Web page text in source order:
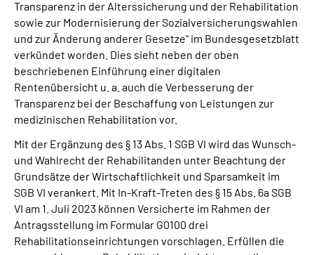
Transparenz in der Alterssicherung und der Rehabilitation
sowie zur Modernisierung der Sozialversicherungswahlen
und zur Änderung anderer Gesetze" im Bundesgesetzblatt
verkündet worden. Dies sieht neben der oben
beschriebenen Einführung einer digitalen
Rentenübersicht u. a. auch die Verbesserung der
Transparenz bei der Beschaffung von Leistungen zur
medizinischen Rehabilitation vor.
Mit der Ergänzung des § 13 Abs. 1 SGB VI wird das Wunsch-
und Wahlrecht der Rehabilitanden unter Beachtung der
Grundsätze der Wirtschaftlichkeit und Sparsamkeit im
SGB VI verankert. Mit In-Kraft-Treten des § 15 Abs. 6a SGB
VI am 1. Juli 2023 können Versicherte im Rahmen der
Antragsstellung im Formular G0100 drei
Rehabilitationseinrichtungen vorschlagen. Erfüllen die